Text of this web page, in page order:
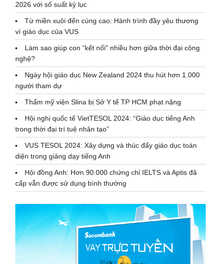
2026 với số suất kỷ lục
Từ miền xuôi đến cùng cao: Hành trình đầy yêu thương
vì giáo dục của VUS
Làm sao giúp con “kết nối" nhiều hơn giữa thời đại công
nghệ?
Ngày hội giáo dục New Zealand 2024 thu hút hơn 1.000
người tham dự
Thẩm mỹ viện Slina bị Sở Y tế TP HCM phạt nặng
Hội nghị quốc tế VietTESOL 2024: “Giáo dục tiếng Anh
trong thời đại trí tuệ nhân tạo”
VUS TESOL 2024: Xây dựng và thúc đẩy giáo dục toàn
diện trong giảng dạy tiếng Anh
Hội đồng Anh: Hơn 90.000 chứng chỉ IELTS và Aptis đã
cấp vẫn được sử dụng bình thường